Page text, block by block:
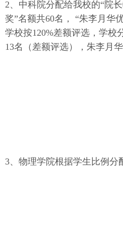
2、中科院分配给我校的“院
奖”名额共60名， “朱李月华
学校按120%差额评选，学校
13名（差额评选），朱李月
3、物理学院根据学生比例分